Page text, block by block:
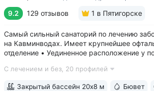
9.2 129 отзывов 1 в Пятигорске
Самый сильный санаторий по лечению
на Кавминводах. Имеет крупнейшее
отделение • Уединенное расположение у
площадка Ворота любви, начало
С лечением и без, 20 профилей
Закрытый бассейн 20х8 м Бювет